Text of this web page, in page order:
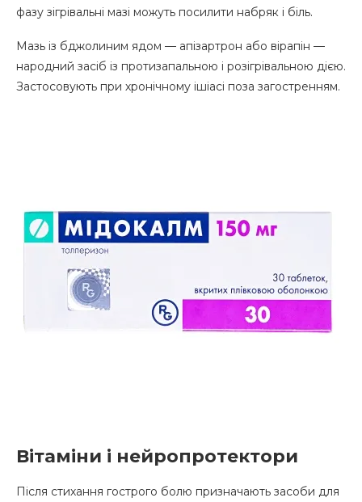
фазу зігрівальні мазі можуть посилити набряк і біль.
Мазь із бджолиним ядом — апізартрон або вірапін —
народний засіб із протизапальною і розігрівальною дією.
Застосовують при хронічному ішіасі поза загостренням.
Вітаміни і нейропротектори
Після стихання гострого болю призначають засоби для